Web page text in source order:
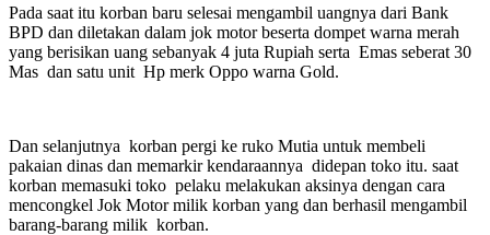
Pada saat itu korban baru selesai mengambil uangnya dari Bank
BPD dan diletakan dalam jok motor beserta dompet warna merah
yang berisikan uang sebanyak 4 juta Rupiah serta Emas seberat 30
Mas dan satu unit Hp merk Oppo warna Gold.
Dan selanjutnya korban pergi ke ruko Mutia untuk membeli
pakaian dinas dan memarkir kendaraannya didepan toko itu. saat
korban memasuki toko pelaku melakukan aksinya dengan cara
mencongkel Jok Motor milik korban yang dan berhasil mengambil
barang-barang milik korban.